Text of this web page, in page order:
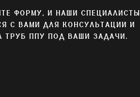
ФОРМУ, И НАШИ СПЕЦИАЛИСТЫ
С ВАМИ ДЛЯ КОНСУЛЬТАЦИИ И
ТРУБ ППУ ПОД ВАШИ ЗАДАЧИ.